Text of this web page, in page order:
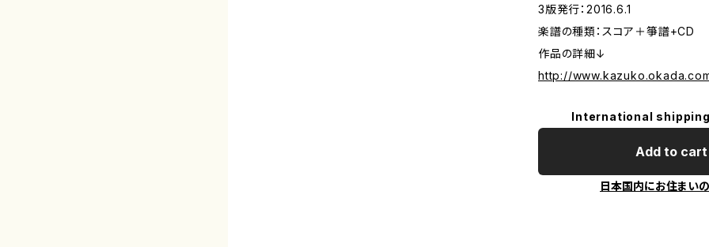
3版発行：2016.6.1
楽譜の種類：スコア＋箏譜+CD
作品の詳細↓
http://
International
Add to cart
日本国内にお住まい